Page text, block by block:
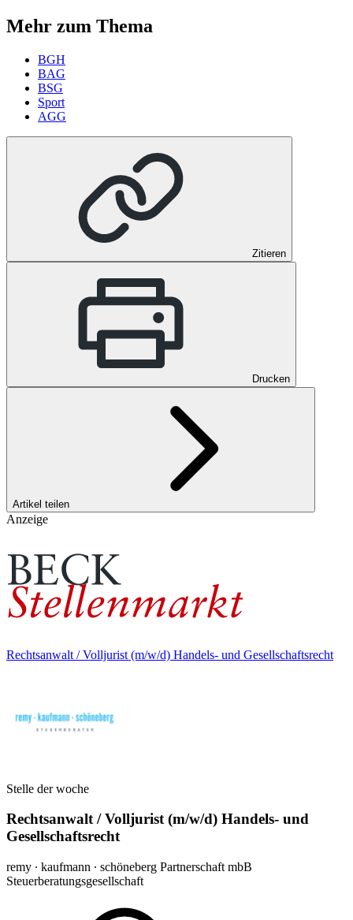
Mehr zum Thema
BGH
BAG
BSG
Sport
AGG
Zitieren
Drucken
Artikel teilen
Anzeige
Rechtsanwalt / Volljurist (m/w/d) Handels- und Gesellschaftsrecht
Stelle der woche
Rechtsanwalt / Volljurist (m/w/d) Handels- und
Gesellschaftsrecht
remy ∙ kaufmann ∙ schöneberg Partnerschaft mbB
Steuerberatungsgesellschaft